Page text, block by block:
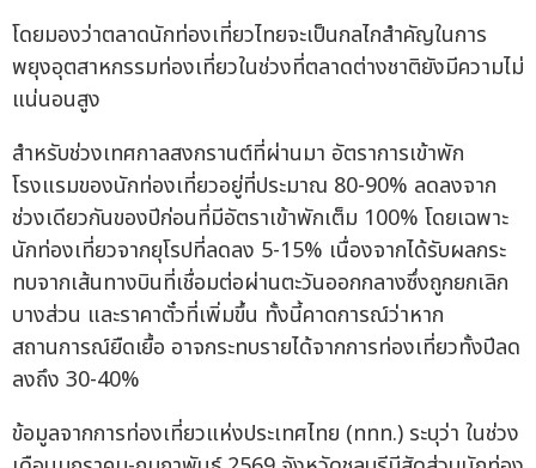
โดยมองว่าตลาดนักท่องเที่ยวไทยจะเป็นกลไกสำคัญในการ
พยุงอุตสาหกรรมท่องเที่ยวในช่วงที่ตลาดต่างชาติยังมีความไม่
แน่นอนสูง
สำหรับช่วงเทศกาลสงกรานต์ที่ผ่านมา อัตราการเข้าพัก
โรงแรมของนักท่องเที่ยวอยู่ที่ประมาณ 80-90% ลดลงจาก
ช่วงเดียวกันของปีก่อนที่มีอัตราเข้าพักเต็ม 100% โดยเฉพาะ
นักท่องเที่ยวจากยุโรปที่ลดลง 5-15% เนื่องจากได้รับผลกระ
ทบจากเส้นทางบินที่เชื่อมต่อผ่านตะวันออกกลางซึ่งถูกยกเลิก
บางส่วน และราคาตั๋วที่เพิ่มขึ้น ทั้งนี้คาดการณ์ว่าหาก
สถานการณ์ยืดเยื้อ อาจกระทบรายได้จากการท่องเที่ยวทั้งปีลด
ลงถึง 30-40%
ข้อมูลจากการท่องเที่ยวแห่งประเทศไทย (ททท.) ระบุว่า ในช่วง